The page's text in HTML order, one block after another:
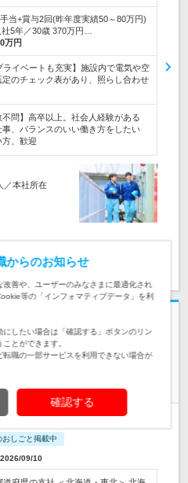
当+賞与2回(昨年度実績50～80万円)
5年／30歳 370万円…
万円
ライベートも充実】施設内で電気や空
のチェック表があり、照らし合わせ
不問】高卒以上。社会人経験がある
、バランスのいい働き方をしたい
、歓迎
／本社所在
気になる
性活躍中★主婦や子育て中のママも
上【企業福利厚生プランナ
おしごと掲載中
09/10
からのお知らせ
善や、ユーザーのみなさまに最適化され
等の「インフォマティブデータ」を利
したい場合は「確認する」ボタンのリン
とができます。
職の一部サービスを利用できない場合が
確認する